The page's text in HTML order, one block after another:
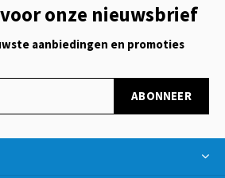
onze nieuwsbrief
aanbiedingen en promoties
ABONNEER